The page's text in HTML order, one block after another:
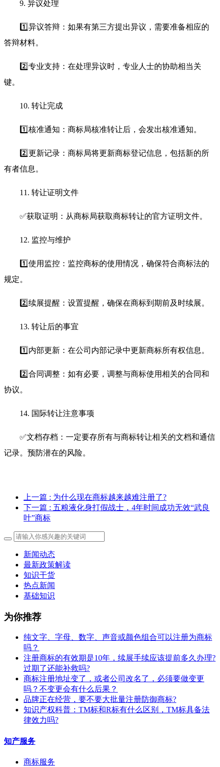
9. 异议处理
1️⃣异议答辩：如果有第三方提出异议，需要准备相应的
答辩材料。
2️⃣专业支持：在处理异议时，专业人士的协助相当关
键。
10. 转让完成
1️⃣核准通知：商标局核准转让后，会发出核准通知。
2️⃣更新记录：商标局将更新商标登记信息，包括新的所
有者信息。
11. 转让证明文件
✅获取证明：从商标局获取商标转让的官方证明文件。
12. 监控与维护
1️⃣使用监控：监控商标的使用情况，确保符合商标法的
规定。
2️⃣续展提醒：设置提醒，确保在商标到期前及时续展。
13. 转让后的事宜
1️⃣内部更新：在公司内部记录中更新商标所有权信息。
2️⃣合同调整：如有必要，调整与商标使用相关的合同和
协议。
14. 国际转让注意事项
✅文档存档：一定要存所有与商标转让相关的文档和通信
记录。预防潜在的风险。
上一篇 : 为什么现在商标越来越难注册了?
下一篇 : 五粮液化身打假战士，4年时间成功无效“武良
叶”商标
新闻动态
最新政策解读
知识干货
热点新闻
基础知识
为你推荐
纯文字、字母、数字、声音或颜色组合可以注册为商标
吗？
注册商标的有效期是10年，续展手续应该提前多久办理?
过期了还能补救吗?
商标注册地址变了，或者公司改名了，必须要做变更
吗？不变更会有什么后果？
​品牌正在经营，要不要大批量注册防御商标?
知识产权科普：TM标和R标有什么区别，TM标具备法
律效力吗?
知产服务
商标服务